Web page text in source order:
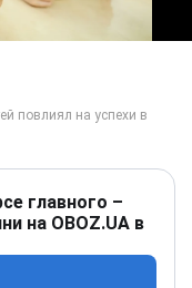
главного –
на OBOZ.UA в